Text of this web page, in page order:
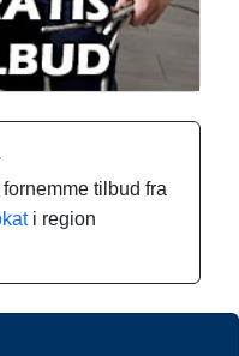
tilbud fra
i region